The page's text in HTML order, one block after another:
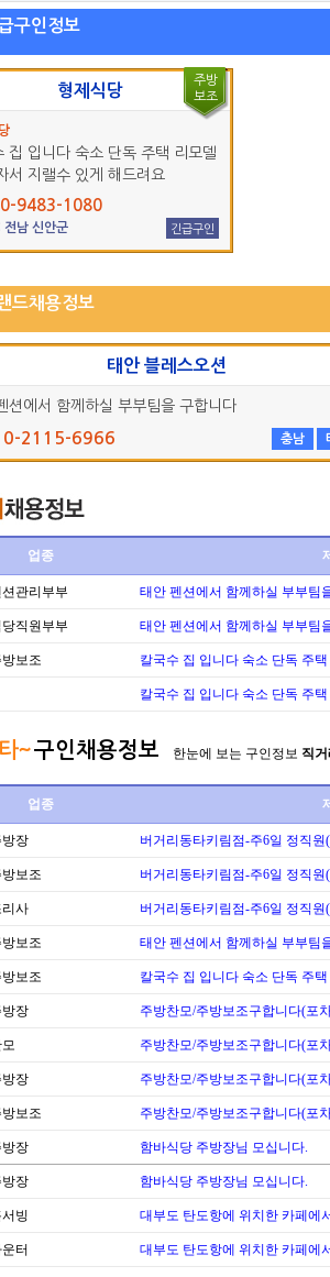
구인정보
형제식당
집 입니다 숙소 단독 주택 리모델
서 지랠수 있게 해드려요
9483-1080
전남 신안군 긴급구인
주방
보조
드채용정보
태안 블레스오션
션에서 함께하실 부부팀을 구합니다
2115-6966 충남
업종
관리부부 태안 펜션에서 함께하실 부부팀
직원부부 태안 펜션에서 함께하실 부부팀
방보조 칼국수 집 입니다 숙소 단독 주
칼국수 집 입니다 숙소 단독 주
~구인채용정보 한눈에 보는 구인정보 직
업종
방장 버거리동타키림점-주6일 정직원
방보조 버거리동타키림점-주6일 정직원
리사 버거리동타키림점-주6일 정직원
방보조 태안 펜션에서 함께하실 부부팀
방보조 칼국수 집 입니다 숙소 단독 주
방장 주방찬모/주방보조구합니다(포
주방찬모/주방보조구합니다(포
방장 주방찬모/주방보조구합니다(포
방보조 주방찬모/주방보조구합니다(포
방장 함바식당 주방장님 모십니다.
방장 함바식당 주방장님 모십니다.
서빙 대부도 탄도항에 위치한 카페에
터 대부도 탄도항에 위치한 카페에